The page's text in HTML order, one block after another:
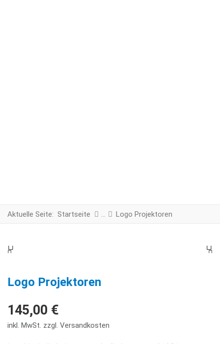
Aktuelle Seite: Startseite Logo Projektoren
Logo Projektoren
145,00 €
inkl. MwSt. zzgl. Versandkosten